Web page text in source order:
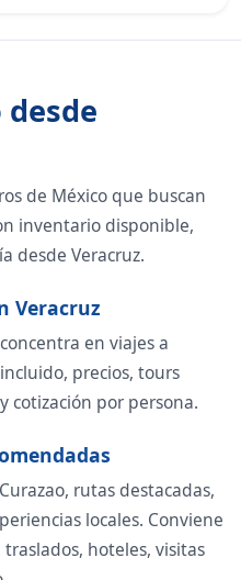
desde
de México que buscan
inventario disponible,
desde Veracruz.
Veracruz
en viajes a
precios, tours
cotización por persona.
rutas destacadas,
locales. Conviene
hoteles, visitas